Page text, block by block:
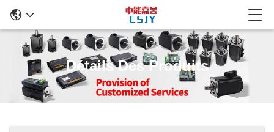
Détails Des Produits